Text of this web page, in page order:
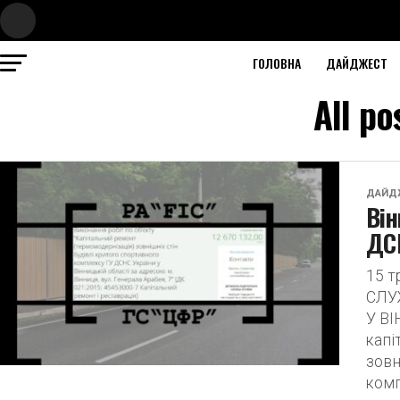
ГОЛОВНА ДАЙДЖЕСТ
All
15
У